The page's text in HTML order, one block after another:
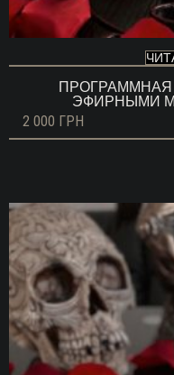
ПРОГРАММНАЯ
ЭФИРНЫМИ
2 000 ГРН